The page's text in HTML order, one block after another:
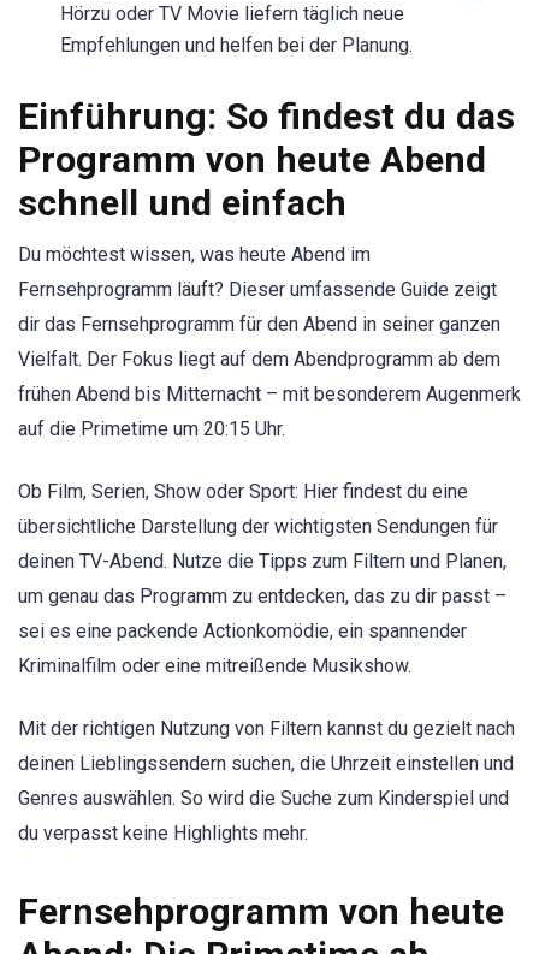
Hörzu oder TV Movie liefern täglich neue
Empfehlungen und helfen bei der Planung.
Einführung: So findest du das
Programm von heute Abend
schnell und einfach
Du möchtest wissen, was heute Abend im
Fernsehprogramm läuft? Dieser umfassende Guide zeigt
dir das Fernsehprogramm für den Abend in seiner ganzen
Vielfalt. Der Fokus liegt auf dem Abendprogramm ab dem
frühen Abend bis Mitternacht – mit besonderem Augenmerk
auf die Primetime um 20:15 Uhr.
Ob Film, Serien, Show oder Sport: Hier findest du eine
übersichtliche Darstellung der wichtigsten Sendungen für
deinen TV-Abend. Nutze die Tipps zum Filtern und Planen,
um genau das Programm zu entdecken, das zu dir passt –
sei es eine packende Actionkomödie, ein spannender
Kriminalfilm oder eine mitreißende Musikshow.
Mit der richtigen Nutzung von Filtern kannst du gezielt nach
deinen Lieblingssendern suchen, die Uhrzeit einstellen und
Genres auswählen. So wird die Suche zum Kinderspiel und
du verpasst keine Highlights mehr.
Fernsehprogramm von heute